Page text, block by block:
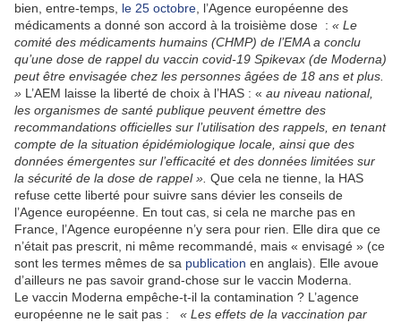
bien, entre-temps, le 25 octobre , l’Agence européenne des
médicaments a donné son accord à la troisième dose : « Le
comité des médicaments humains (CHMP) de l’EMA a conclu
qu’une dose de rappel du vaccin covid-19 Spikevax (de Moderna)
peut être envisagée chez les personnes âgées de 18 ans et plus.
» L’AEM laisse la liberté de choix à l’HAS : « au niveau national,
les organismes de santé publique peuvent émettre des
recommandations officielles sur l’utilisation des rappels, en tenant
compte de la situation épidémiologique locale, ainsi que des
données émergentes sur l’efficacité et des données limitées sur
la sécurité de la dose de rappel ». Que cela ne tienne, la HAS
refuse cette liberté pour suivre sans dévier les conseils de
l’Agence européenne. En tout cas, si cela ne marche pas en
France, l’Agence européenne n’y sera pour rien. Elle dira que ce
n’était pas prescrit, ni même recommandé, mais « envisagé » (ce
sont les termes mêmes de sa publication en anglais). Elle avoue
d’ailleurs ne pas savoir grand-chose sur le vaccin Moderna.
Le vaccin Moderna empêche-t-il la contamination ? L’agence
européenne ne le sait pas :
« Les effets de la vaccination par